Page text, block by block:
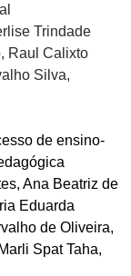
Trindade
Raul Calixto
Silva,
de ensino-
Ana Beatriz de
Eduarda
de Oliveira,
Spat Taha,